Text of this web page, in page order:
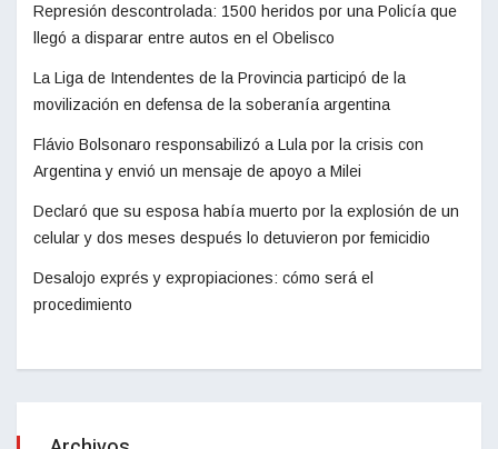
Represión descontrolada: 1500 heridos por una Policía que
llegó a disparar entre autos en el Obelisco
La Liga de Intendentes de la Provincia participó de la
movilización en defensa de la soberanía argentina
Flávio Bolsonaro responsabilizó a Lula por la crisis con
Argentina y envió un mensaje de apoyo a Milei
Declaró que su esposa había muerto por la explosión de un
celular y dos meses después lo detuvieron por femicidio
Desalojo exprés y expropiaciones: cómo será el
procedimiento